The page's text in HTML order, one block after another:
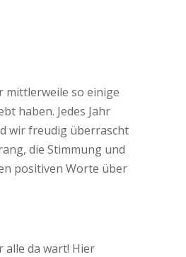
mittlerweile so einige
haben. Jedes Jahr
wir freudig überrascht
die Stimmung und
positiven Worte über
alle da wart! Hier